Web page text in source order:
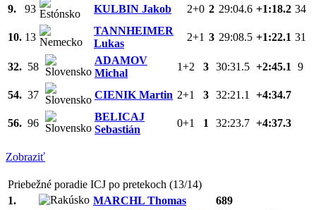
9. 93 KULBIN Jakob 2+0 2 29:04.6 +1:18.2 34
10. 13
TANNHEIMER
Lukas
2+1 3 29:08.5 +1:22.1 31
32. 58
ADAMOV
Michal
1+2 3 30:31.5 +2:45.1 9
54. 37 CIENIK Martin 2+1 3 32:21.1 +4:34.7
56. 96
BELICAJ
Sebastián
0+1 1 32:23.7 +4:37.3
Zobraziť
Priebežné poradie ICJ po pretekoch (13/14)
1.
MARCHL Thomas
689